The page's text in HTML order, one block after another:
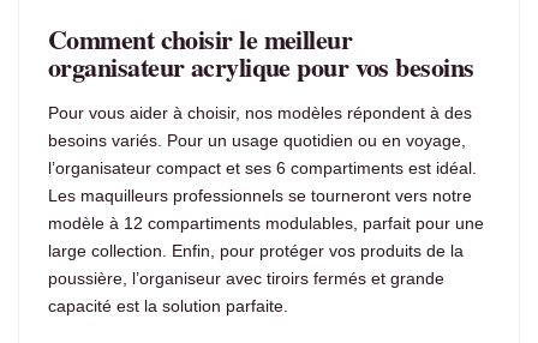
Comment choisir le meilleur
organisateur acrylique pour vos besoins
Pour vous aider à choisir, nos modèles répondent à des
besoins variés. Pour un usage quotidien ou en voyage,
l’organisateur compact et ses 6 compartiments est idéal.
Les maquilleurs professionnels se tourneront vers notre
modèle à 12 compartiments modulables, parfait pour une
large collection. Enfin, pour protéger vos produits de la
poussière, l’organiseur avec tiroirs fermés et grande
capacité est la solution parfaite.